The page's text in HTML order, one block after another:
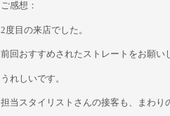
ご感想：
2度目の来店でした。
前回おすすめされたストレートをお願い
うれしいです。
担当スタイリストさんの接客も、まわり